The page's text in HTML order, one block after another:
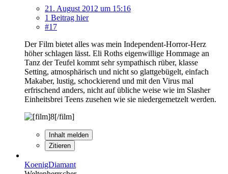
21. August 2012 um 15:16
1 Beitrag hier
#17
Der Film bietet alles was mein Independent-Horror-Herz
höher schlagen lässt. Eli Roths eigenwillige Hommage an
Tanz der Teufel kommt sehr sympathisch rüber, klasse
Setting, atmosphärisch und nicht so glattgebügelt, einfach
Makaber, lustig, schockierend und mit den Virus mal
erfrischend anders, nicht auf übliche weise wie im Slasher
Einheitsbrei Teens zusehen wie sie niedergemetzelt werden.
Inhalt melden
Zitieren
KoenigDiamant